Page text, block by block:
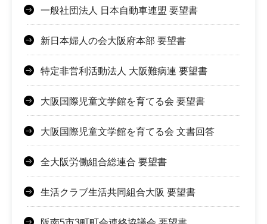
一般社団法人 日本自動車連盟 要望書
新日本婦人の会大阪府本部 要望書
特定非営利活動法人 大阪難病連 要望書
大阪国際児童文学館を育てる会 要望書
大阪国際児童文学館を育てる会 文書回答
全大阪労働組合総連合 要望書
生活クラブ生活共同組合大阪 要望書